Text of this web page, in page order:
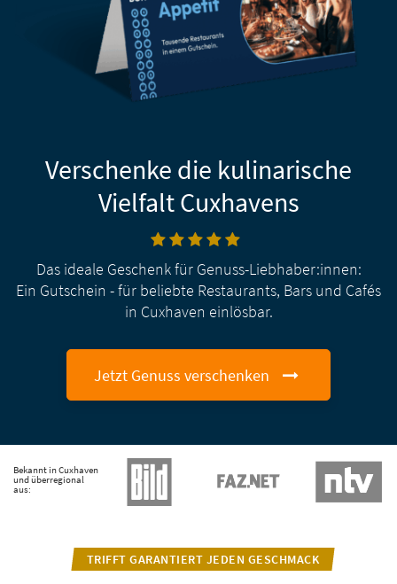
Verschenke die kulinarische
Vielfalt Cuxhavens
Das ideale Geschenk für Genuss-Liebhaber:innen:
Ein Gutschein - für beliebte Restaurants, Bars und Cafés
in Cuxhaven einlösbar.
Jetzt Genuss verschenken
Bekannt in Cuxhaven
und überregional
aus:
TRIFFT GARANTIERT JEDEN GESCHMACK